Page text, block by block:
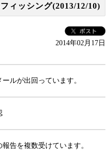
ト書
の報告
ング詐欺対策 5ヶ条
紹介
動
ィッシング(2013/12/10)
2014年02月17日
ルが出回っています。
告を複数受けています。